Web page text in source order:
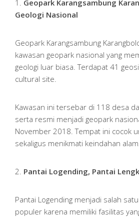
1. Geopark Karangsambung
Geologi Nasional
Geopark Karangsambung
kawasan geopark nasional yang
geologi luar biasa. Terdapat 41
cultural site.
Kawasan ini tersebar di 118 desa
serta resmi menjadi geopark
November 2018. Tempat ini cocok
sekaligus menikmati keindahan
2. Pantai Logending, Pantai
Pantai Logending menjadi salah
populer karena memiliki fasilitas